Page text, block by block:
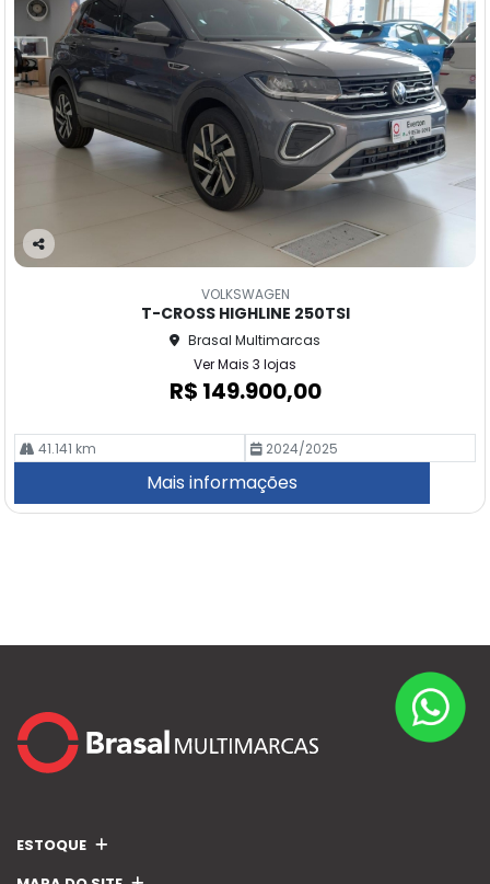
Co
VOLKSWAGEN
T-CROSS HIGHLINE 250TSI
Brasal Multimarcas
Ver Mais 3 lojas
R$ 149.900,00
41.141 km 2024/2025
Mais informações
ESTOQUE